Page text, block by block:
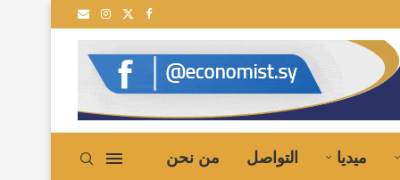
إلى سوريا
ميديا التواصل من نحن